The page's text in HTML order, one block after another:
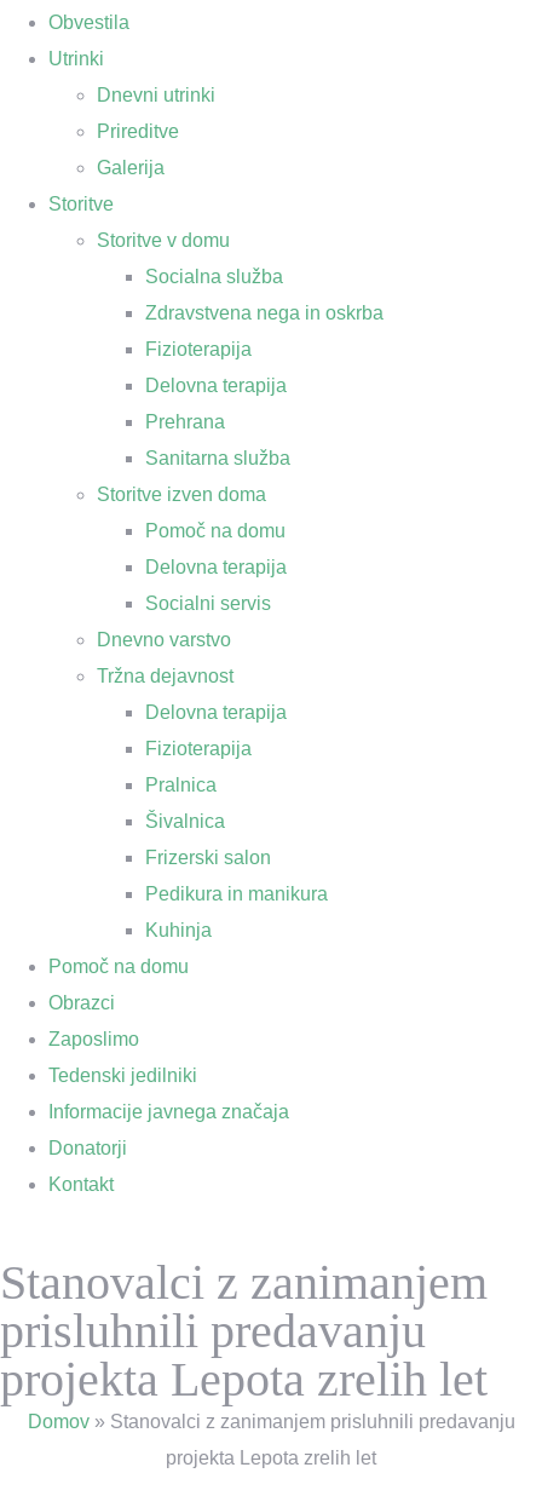
Obvestila
Utrinki
Dnevni utrinki
Prireditve
Galerija
Storitve
Storitve v domu
Socialna služba
Zdravstvena nega in oskrba
Fizioterapija
Delovna terapija
Prehrana
Sanitarna služba
Storitve izven doma
Pomoč na domu
Delovna terapija
Socialni servis
Dnevno varstvo
Tržna dejavnost
Delovna terapija
Fizioterapija
Pralnica
Šivalnica
Frizerski salon
Pedikura in manikura
Kuhinja
Pomoč na domu
Obrazci
Zaposlimo
Tedenski jedilniki
Informacije javnega značaja
Donatorji
Kontakt
Stanovalci z zanimanjem
prisluhnili predavanju
projekta Lepota zrelih let
Domov» Stanovalci z zanimanjem prisluhnili predavanju
projekta Lepota zrelih let